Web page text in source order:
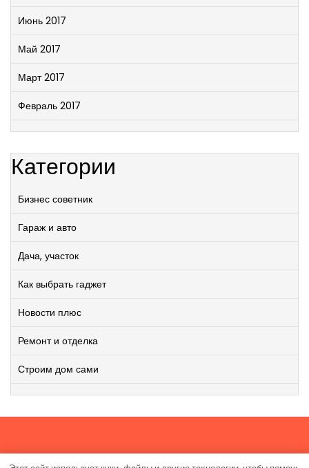
Июнь 2017
Май 2017
Март 2017
Февраль 2017
Категории
Бизнес советник
Гараж и авто
Дача, участок
Как выбрать гаджет
Новости плюс
Ремонт и отделка
Строим дом сами